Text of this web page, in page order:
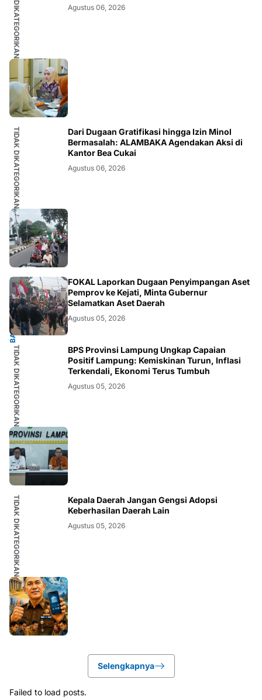
TIDAK DIKATEGORIKAN Agustus 06, 2026
TIDAK DIKATEGORIKAN
Dari Dugaan Gratifikasi hingga Izin Minol
Bermasalah: ALAMBAKA Agendakan Aksi di
Kantor Bea Cukai
Agustus 06, 2026
BANDARLAMPUNG
FOKAL Laporkan Dugaan Penyimpangan Aset
Pemprov ke Kejati, Minta Gubernur
Selamatkan Aset Daerah
Agustus 05, 2026
TIDAK DIKATEGORIKAN
BPS Provinsi Lampung Ungkap Capaian
Positif Lampung: Kemiskinan Turun, Inflasi
Terkendali, Ekonomi Terus Tumbuh
Agustus 05, 2026
TIDAK DIKATEGORIKAN
Kepala Daerah Jangan Gengsi Adopsi
Keberhasilan Daerah Lain
Agustus 05, 2026
Selengkapnya
Failed to load posts.